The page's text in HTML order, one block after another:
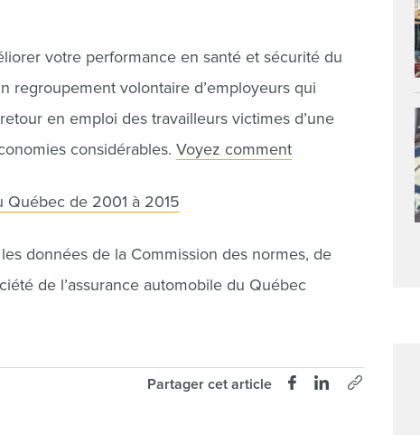
votre performance en santé et sécurité du
regroupement volontaire d’employeurs qui
en emploi des travailleurs victimes d’une
considérables. Voyez comment
Québec de 2001 à 2015
données de la Commission des normes, de
de l’assurance automobile du Québec
Partager cet article